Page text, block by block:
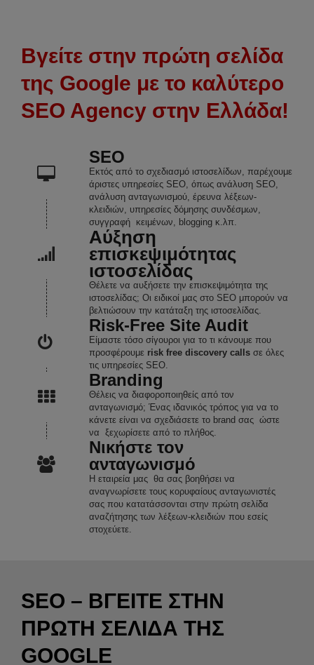
Βγείτε στην πρώτη σελίδα
της Google με το καλύτερο
SEO Agency στην Ελλάδα!
SEO
Εκτός από το σχεδιασμό ιστοσελίδων, παρέχουμε
άριστες υπηρεσίες SEO, όπως ανάλυση SEO,
ανάλυση ανταγωνισμού, έρευνα λέξεων-
κλειδιών, υπηρεσίες δόμησης συνδέσμων,
συγγραφή κειμένων, blogging κ.λπ.
Αύξηση
επισκεψιμότητας
ιστοσελίδας
Θέλετε να αυξήσετε την επισκεψιμότητα της
ιστοσελίδας; Οι ειδικοί μας στο SEO μπορούν να
βελτιώσουν την κατάταξη της ιστοσελίδας.
Risk-Free Site Audit
Είμαστε τόσο σίγουροι για το τι κάνουμε που
προσφέρουμε risk free discovery calls σε όλες
τις υπηρεσίες SEO.
Branding
Θέλεις να διαφοροποιηθείς από τον
ανταγωνισμό; Ένας ιδανικός τρόπος για να το
κάνετε είναι να σχεδιάσετε το brand σας ώστε
να ξεχωρίσετε από το πλήθος.
Νικήστε τον
ανταγωνισμό
Η εταιρεία μας θα σας βοηθήσει να
αναγνωρίσετε τους κορυφαίους ανταγωνιστές
σας που κατατάσσονται στην πρώτη σελίδα
αναζήτησης των λέξεων-κλειδιών που εσείς
στοχεύετε.
SEO – ΒΓΕΙΤΕ ΣΤΗΝ
ΠΡΩΤΗ ΣΕΛΙΔΑ ΤΗΣ
GOOGLE